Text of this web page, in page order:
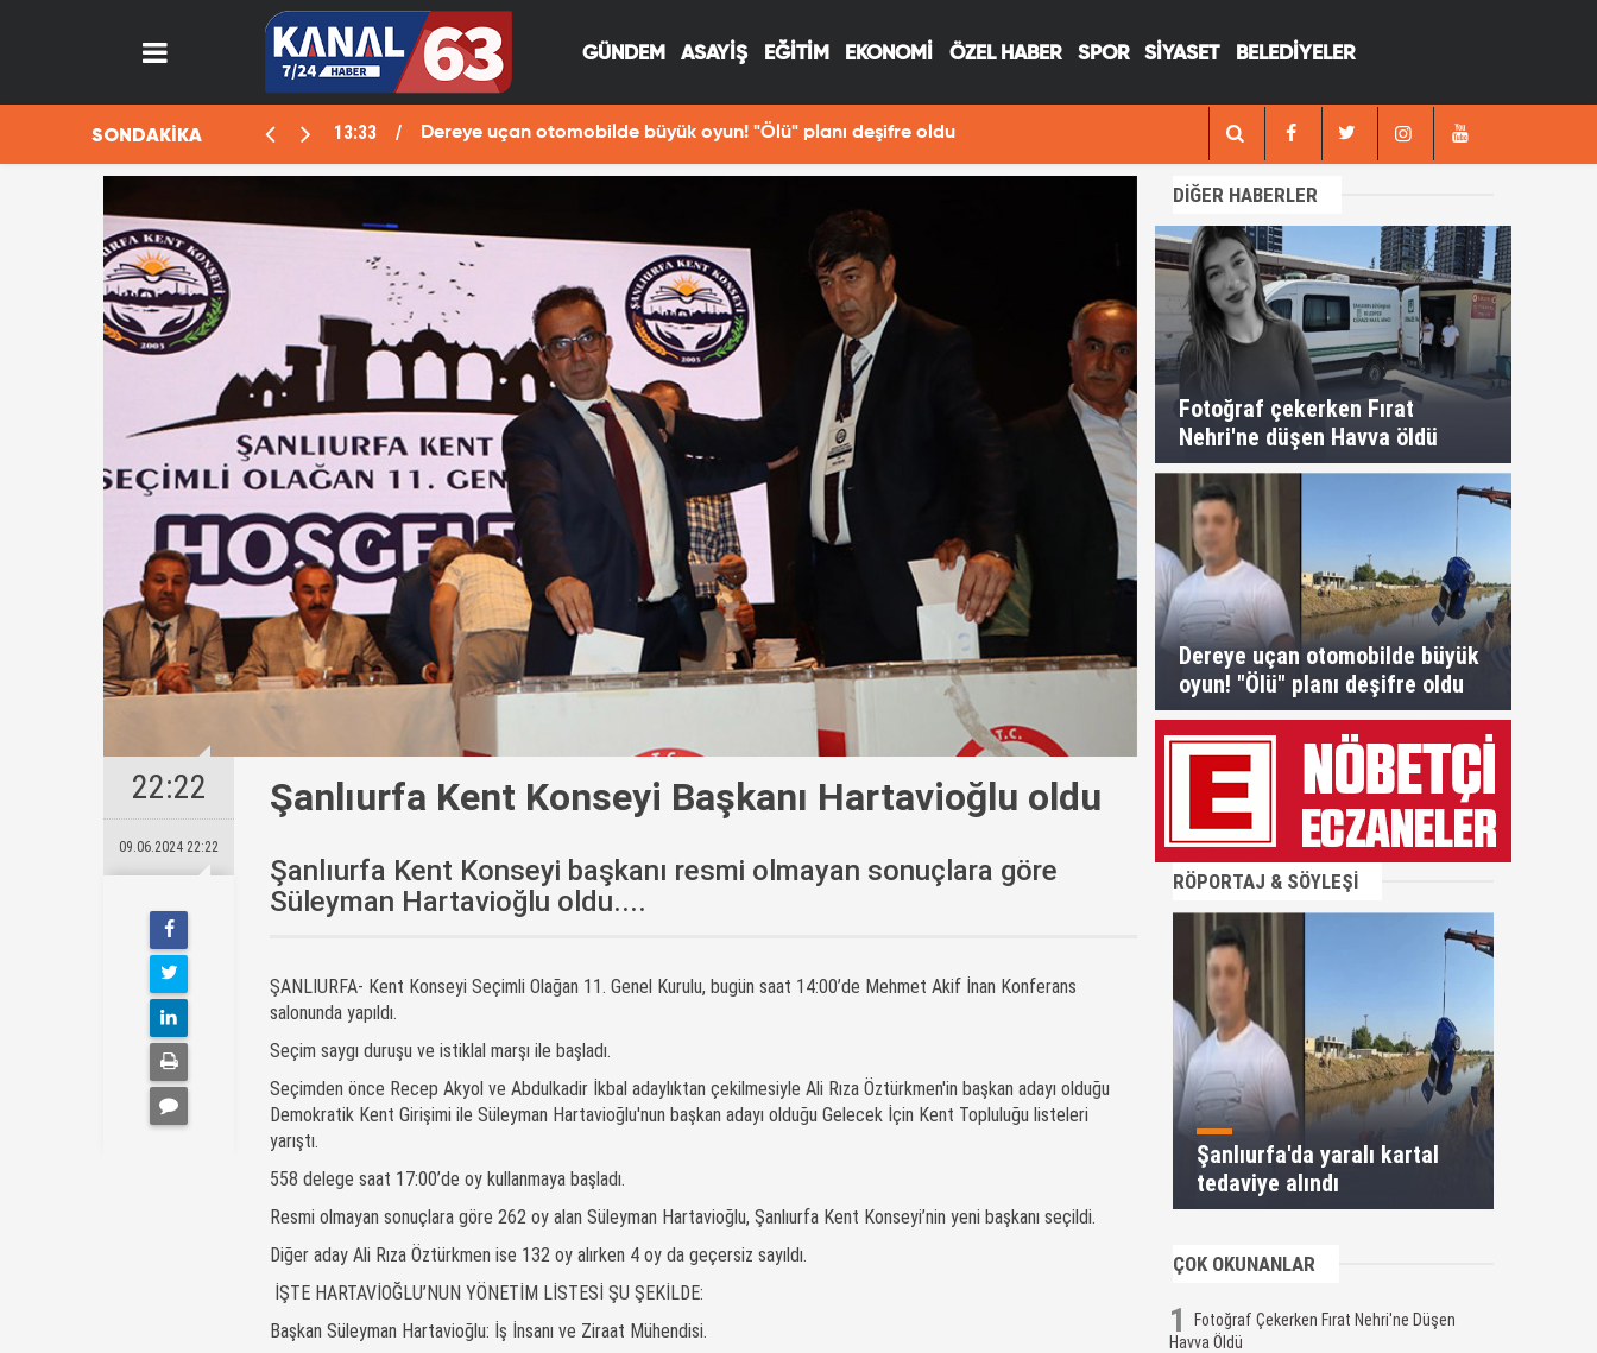
GÜNDEM ASAYİŞ EĞİTİM EKONOMİ ÖZEL HABER SPOR SİYASET BELEDİYELER
SONDAKİKA
büyük oyun! "Ölü" planı deşifre oldu 13:29 Fotoğraf çekerken Fırat Nehri'ne düşen Havva öldü 12:17
22:22
09.06.2024 22:22
Şanlıurfa Kent Konseyi Başkanı Hartavioğlu oldu
Şanlıurfa Kent Konseyi başkanı resmi olmayan sonuçlara göre
Süleyman Hartavioğlu oldu....
ŞANLIURFA- Kent Konseyi Seçimli Olağan 11. Genel Kurulu, bugün saat 14:00’de Mehmet Akif İnan Konferans
salonunda yapıldı.
Seçim saygı duruşu ve istiklal marşı ile başladı.
Seçimden önce Recep Akyol ve Abdulkadir İkbal adaylıktan çekilmesiyle Ali Rıza Öztürkmen'in başkan adayı olduğu
Demokratik Kent Girişimi ile Süleyman Hartavioğlu'nun başkan adayı olduğu Gelecek İçin Kent Topluluğu listeleri
yarıştı.
558 delege saat 17:00’de oy kullanmaya başladı.
Resmi olmayan sonuçlara göre 262 oy alan Süleyman Hartavioğlu, Şanlıurfa Kent Konseyi’nin yeni başkanı seçildi.
Diğer aday Ali Rıza Öztürkmen ise 132 oy alırken 4 oy da geçersiz sayıldı.
İŞTE HARTAVİOĞLU’NUN YÖNETİM LİSTESİ ŞU ŞEKİLDE:
Başkan Süleyman Hartavioğlu: İş İnsanı ve Ziraat Mühendisi.
DİĞER HABERLER
Fotoğraf çekerken Fırat
Nehri'ne düşen Havva öldü
Dereye uçan otomobilde büyük
oyun! "Ölü" planı deşifre oldu
RÖPORTAJ & SÖYLEŞİ
Şanlıurfa'da yaralı kartal
tedaviye alındı
ÇOK OKUNANLAR
1
Fotoğraf Çekerken Fırat Nehri'ne Düşen
Havva Öldü